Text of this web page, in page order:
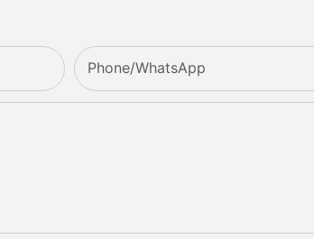
Phone/whatsApp